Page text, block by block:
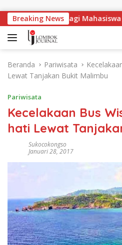
Breaking News
Kerja Bagi Mahasiswa
Beranda Pariwisata
Lewat Tanjakan Bukit Malimbu
Pariwisata
Kecelakaan Bus
hati Lewat
Sukocokongso
Januari 28, 2017